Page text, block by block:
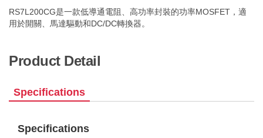
RS7L200CG是一款低導通電阻、高功率封裝的功率MOSFET，適
用於開關、馬達驅動和DC/DC轉換器。
Product Detail
Specifications
Specifications